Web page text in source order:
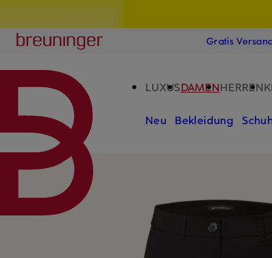
Breuninger
Gratis
LUXUSDAMENHERREN
Neu Bekleidung